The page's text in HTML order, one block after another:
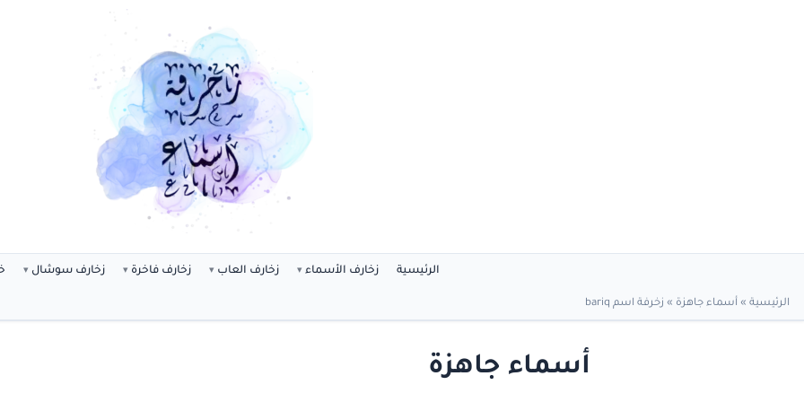
الرئيسية زخارف الأسماء زخارف العاب زخارف فاخرة زخارف سوشال
الرئيسية » أسماء جاهزة » زخرفة اسم bariq
أسماء جاهزة